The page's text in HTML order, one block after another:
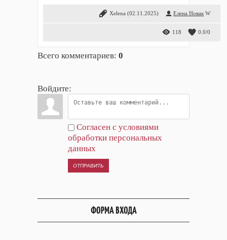
Xelena (02.11.2025) Елена Новак W
118 0.0/0
Всего комментариев: 0
Войдите:
Согласен с условиями
обработки персональных
данных
ОТПРАВИТЬ
ФОРМА ВХОДА